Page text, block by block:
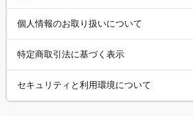
個人情報のお取り扱いについて
特定商取引法に基づく表示
セキュリティと利用環境について